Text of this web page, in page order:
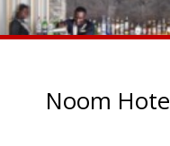
Noom